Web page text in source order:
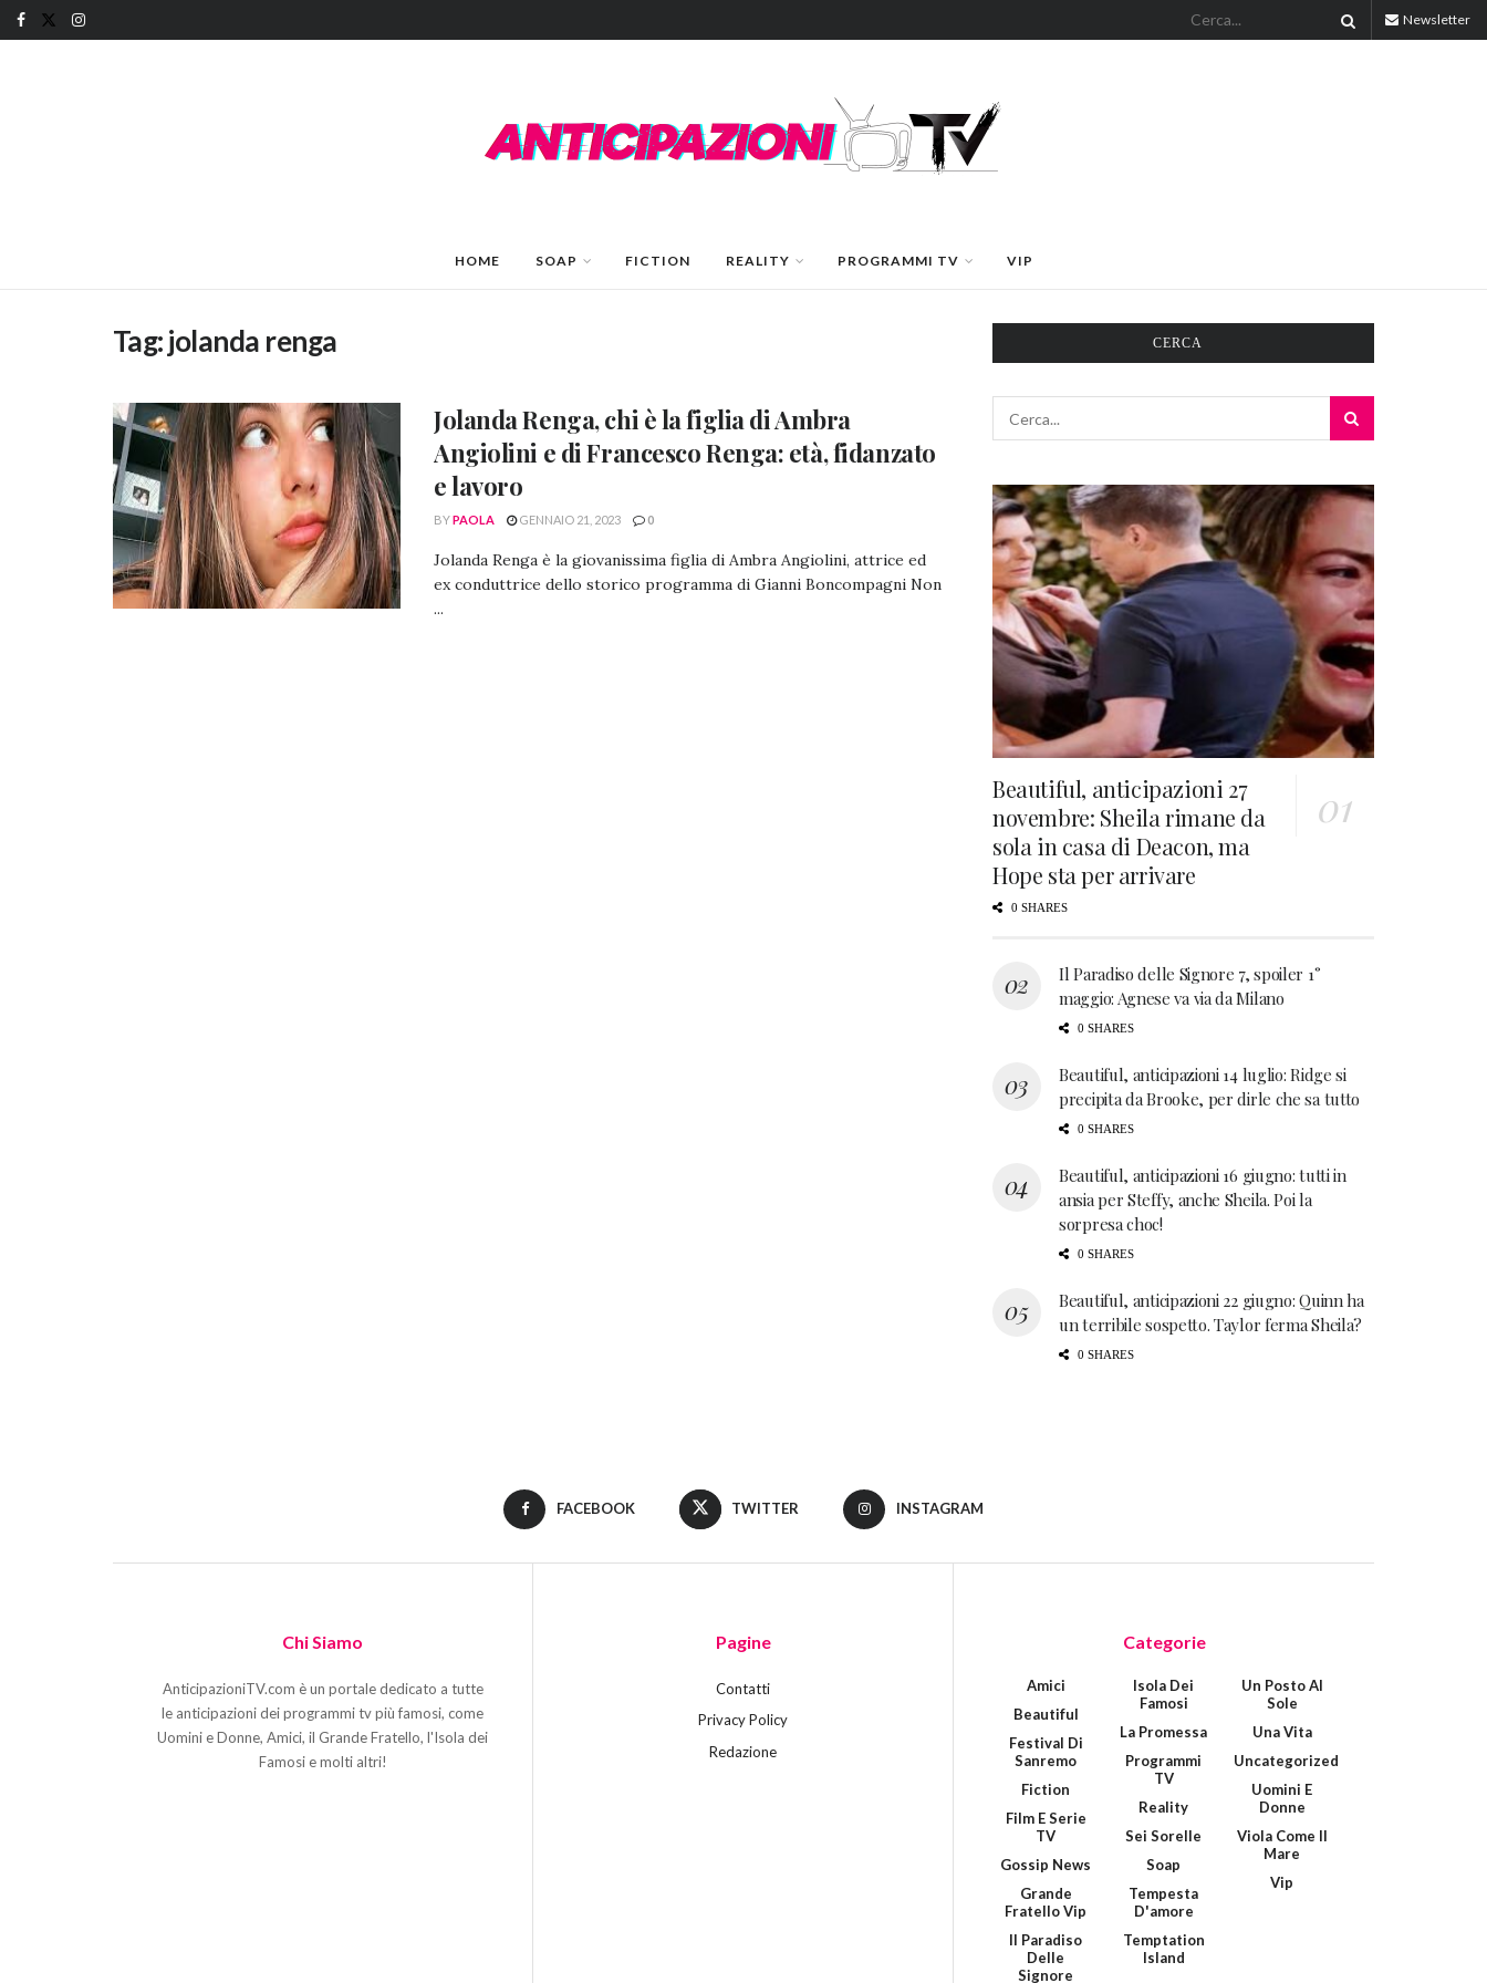
Newsletter
HOME SOAP FICTION REALITY PROGRAMMI TV VIP
Tag:jolanda renga
Jolanda Renga, chi è la figlia di Ambra
Angiolini e di Francesco Renga: età, fidanzato
e lavoro
BYPAOLA GENNAIO 21, 2023 0
Jolanda Renga è la giovanissima figlia di Ambra Angiolini, attrice ed
ex conduttrice dello storico programma di Gianni Boncompagni Non
...
CERCA
Beautiful, anticipazioni 27
novembre: Sheila rimane da
sola in casa di Deacon, ma
Hope sta per arrivare
0 SHARES
Il Paradiso delle Signore 7, spoiler 1°
maggio: Agnese va via da Milano
0 SHARES
Beautiful, anticipazioni 14 luglio: Ridge si
precipita da Brooke, per dirle che sa tutto
0 SHARES
Beautiful, anticipazioni 16 giugno: tutti in
ansia per Steffy, anche Sheila. Poi la
sorpresa choc!
0 SHARES
Beautiful, anticipazioni 22 giugno: Quinn ha
un terribile sospetto. Taylor ferma Sheila?
0 SHARES
FACEBOOK TWITTER INSTAGRAM
Chi Siamo
AnticipazioniTV.com è un portale dedicato a tutte
le anticipazioni dei programmi tv più famosi, come
Uomini e Donne, Amici, il Grande Fratello, l'Isola dei
Famosi e molti altri!
Pagine
Contatti
Privacy Policy
Redazione
Categorie
Amici
Beautiful
Festival Di
Sanremo
Fiction
Film E Serie
TV
Gossip News
Grande
Fratello Vip
Il Paradiso
Delle
Signore
Isola Dei
Famosi
La Promessa
Programmi
TV
Reality
Sei Sorelle
Soap
Tempesta
D'amore
Temptation
Island
Un Posto Al
Sole
Una Vita
Uncategorized
Uomini E
Donne
Viola Come Il
Mare
Vip